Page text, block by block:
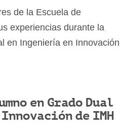
de la Escuela de
experiencias durante la
en Ingeniería en Innovación
en Grado Dual
de IMH